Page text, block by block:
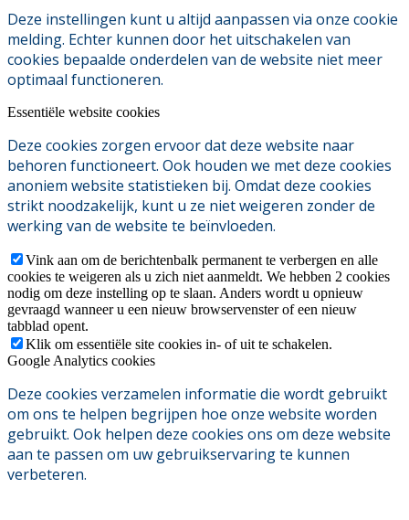
Deze instellingen kunt u altijd aanpassen via onze cookie
melding. Echter kunnen door het uitschakelen van
cookies bepaalde onderdelen van de website niet meer
optimaal functioneren.
Essentiële website cookies
Deze cookies zorgen ervoor dat deze website naar
behoren functioneert. Ook houden we met deze cookies
anoniem website statistieken bij. Omdat deze cookies
strikt noodzakelijk, kunt u ze niet weigeren zonder de
werking van de website te beïnvloeden.
Vink aan om de berichtenbalk permanent te verbergen en alle
cookies te weigeren als u zich niet aanmeldt. We hebben 2 cookies
nodig om deze instelling op te slaan. Anders wordt u opnieuw
gevraagd wanneer u een nieuw browservenster of een nieuw
tabblad opent.
Klik om essentiële site cookies in- of uit te schakelen.
Google Analytics cookies
Deze cookies verzamelen informatie die wordt gebruikt
om ons te helpen begrijpen hoe onze website worden
gebruikt. Ook helpen deze cookies ons om deze website
aan te passen om uw gebruikservaring te kunnen
verbeteren.